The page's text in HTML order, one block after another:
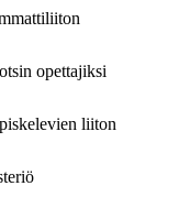
opettajiksi
liiton